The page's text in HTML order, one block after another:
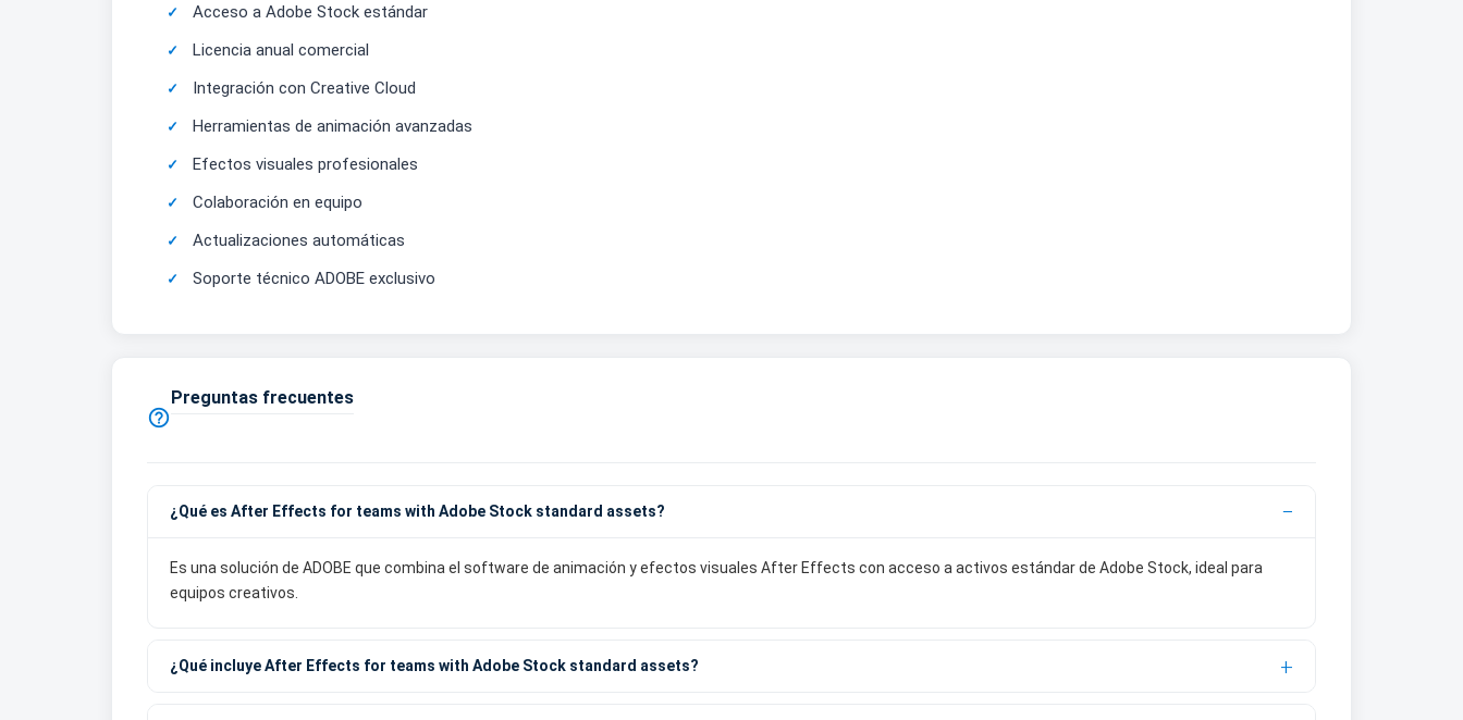
Acceso a Adobe Stock estándar
Licencia anual comercial
Integración con Creative Cloud
Herramientas de animación avanzadas
Efectos visuales profesionales
Colaboración en equipo
Actualizaciones automáticas
Soporte técnico ADOBE exclusivo

Preguntas frecuentes
¿Qué es After Effects for teams with Adobe Stock standard assets?
Es una solución de ADOBE que combina el software de animación y efectos visuales After Effects con acceso a activos estándar de Adobe Stock, ideal para
equipos creativos.
¿Qué incluye After Effects for teams with Adobe Stock standard assets?